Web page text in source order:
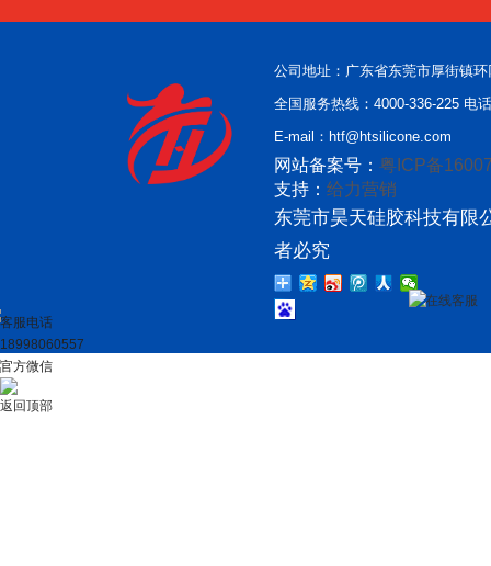
公司地址：广东省东莞市厚街镇
全国服务热线：4000-336-225 电
E-mail：htf@htsilicone.com
网站备案号： 粤ICP备
支持： 给力营销
东莞市昊天硅胶科技有限
者必究
在线客服
客服电话
18998060557
官方微信
返回顶部